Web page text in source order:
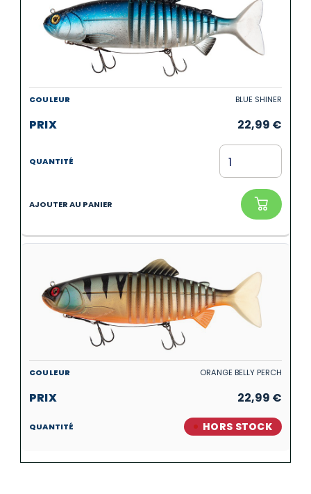
BLUE SHINER
22,99 €
ORANGE BELLY PERCH
22,99 €
HORS STOCK